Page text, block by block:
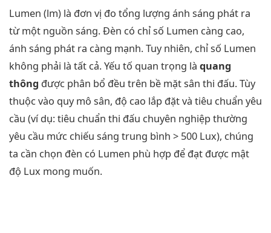
Lumen (lm) là đơn vị đo tổng lượng ánh sáng phát ra
từ một nguồn sáng. Đèn có chỉ số Lumen càng cao,
ánh sáng phát ra càng mạnh. Tuy nhiên, chỉ số Lumen
không phải là tất cả. Yếu tố quan trọng là quang
thông được phân bổ đều trên bề mặt sân thi đấu. Tùy
thuộc vào quy mô sân, độ cao lắp đặt và tiêu chuẩn yêu
cầu (ví dụ: tiêu chuẩn thi đấu chuyên nghiệp thường
yêu cầu mức chiếu sáng trung bình > 500 Lux), chúng
ta cần chọn đèn có Lumen phù hợp để đạt được mật
độ Lux mong muốn.